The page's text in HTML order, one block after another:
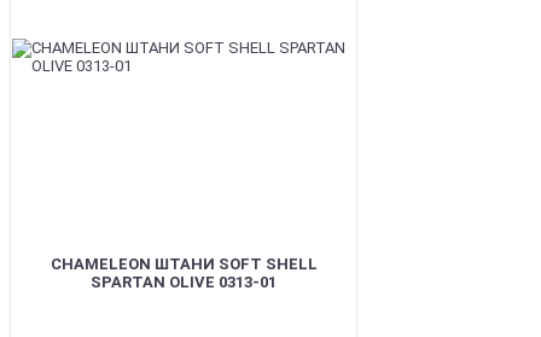
CHAMELEON ШТАНИ SOFT SHELL
SPARTAN OLIVE 0313-01